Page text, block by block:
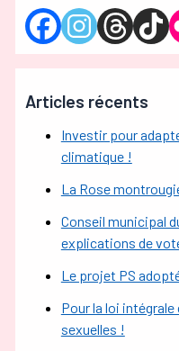
Articles récents
Investir pour
climatique !
La Rose
Conseil municipal
explications de
Le projet PS
Pour la loi
sexuelles !